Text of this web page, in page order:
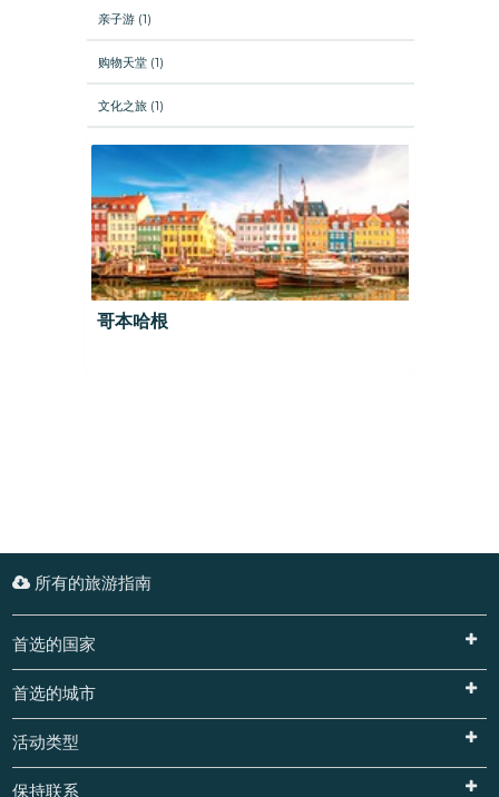
亲子游 (1)
购物天堂 (1)
文化之旅 (1)
哥本哈根
所有的旅游指南
首选的国家
首选的城市
活动类型
保持联系